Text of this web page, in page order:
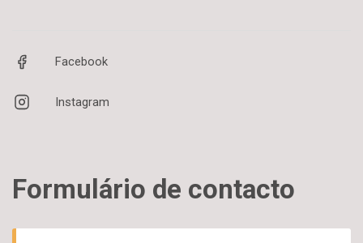
Facebook
Instagram
Formulário de contacto